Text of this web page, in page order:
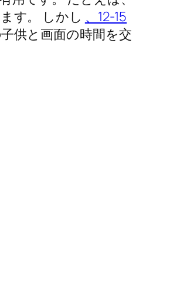
す。 しかし 、12-15
供と画面の時間を交